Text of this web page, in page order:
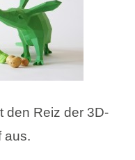
den Reiz der 3D-
aus.